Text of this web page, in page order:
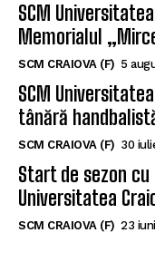
SCM
Memorialul
SCM CRAIOVA (F) 5
SCM
tânără
SCM CRAIOVA (F) 30
Start de sezon
Universitatea
SCM CRAIOVA (F) 23